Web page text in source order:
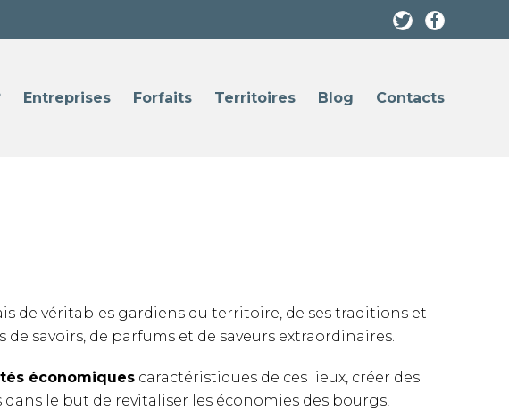
Entreprises Forfaits Territoires Blog Contacts
de véritables gardiens du territoire, de ses traditions et
savoirs, de parfums et de saveurs extraordinaires.
économiques caractéristiques de ces lieux, créer des
le but de revitaliser les économies des bourgs,